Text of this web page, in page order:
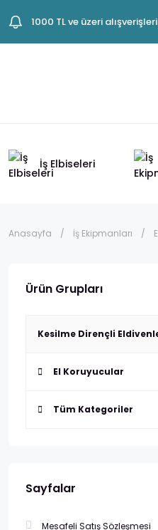
1000 TL ve üzeri
İş Elbiseleri
Anasayfa İş Ekipmanları
Ürün Grupları
Kesilme Dirençli
El Koruyucular
Tüm Kategoriler
Sayfalar
Mesafeli Satış Sözleşmesi